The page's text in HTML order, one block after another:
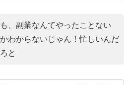
、副業なんてやったことない
わからないじゃん！忙しいんだ
と